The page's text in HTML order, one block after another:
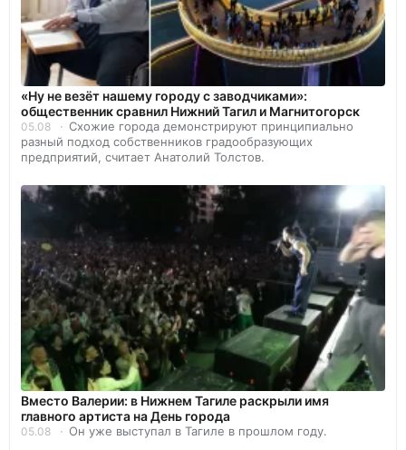
«Ну не везёт нашему городу с заводчиками»:
общественник сравнил Нижний Тагил и Магнитогорск
05.08
Схожие города демонстрируют принципиально
разный подход собственников градообразующих
предприятий, считает Анатолий Толстов.
Вместо Валерии: в Нижнем Тагиле раскрыли имя
главного артиста на День города
05.08 Он уже выступал в Тагиле в прошлом году.